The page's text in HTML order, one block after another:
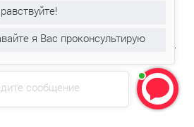
согласиена обработку Ваших
сообщение
я Вас проконсультирую